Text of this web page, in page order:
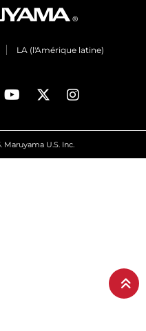
LA (l'Amérique latine)
Maruyama U.S. Inc.